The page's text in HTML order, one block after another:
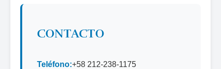
CONTACTO
Teléfono:+58 212-238-1175